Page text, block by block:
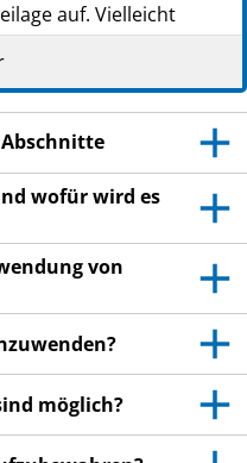
auf. Vielleicht
lesen.
wenden Sie sich
Ihnen persönlich
nicht an Dritte weiter.
schaden, auch wenn
haben wie Sie.
bemerken, wenden Sie
Dies gilt auch
in dieser
sind. Siehe Abschnitt
wofür wird es
von
möglich?